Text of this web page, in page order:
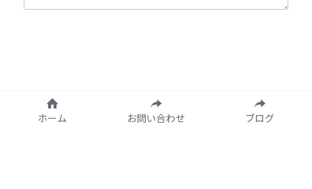
送信
ホーム お問い合わせ ブログ